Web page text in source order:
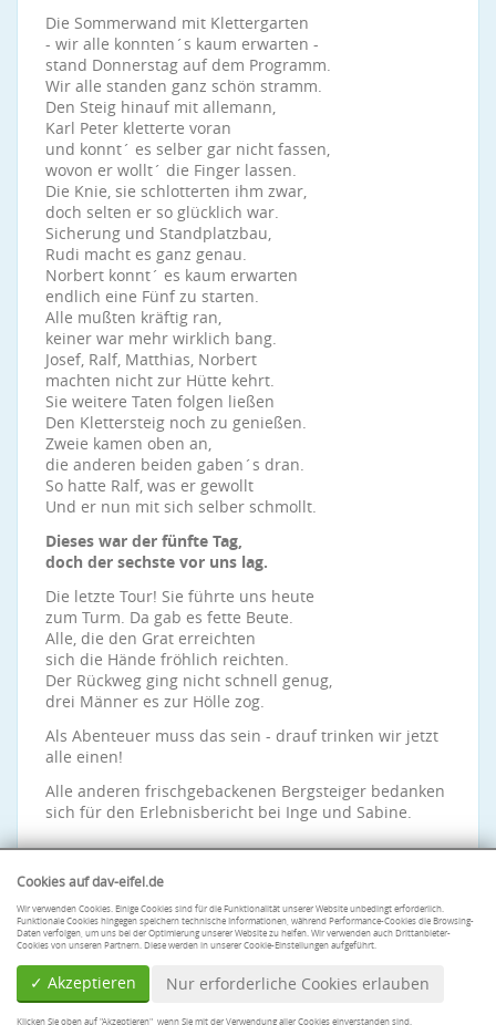
Die Sommerwand mit Klettergarten
- wir alle konnten´s kaum erwarten -
stand Donnerstag auf dem Programm.
Wir alle standen ganz schön stramm.
Den Steig hinauf mit allemann,
Karl Peter kletterte voran
und konnt´ es selber gar nicht fassen,
wovon er wollt´ die Finger lassen.
Die Knie, sie schlotterten ihm zwar,
doch selten er so glücklich war.
Sicherung und Standplatzbau,
Rudi macht es ganz genau.
Norbert konnt´ es kaum erwarten
endlich eine Fünf zu starten.
Alle mußten kräftig ran,
keiner war mehr wirklich bang.
Josef, Ralf, Matthias, Norbert
machten nicht zur Hütte kehrt.
Sie weitere Taten folgen ließen
Den Klettersteig noch zu genießen.
Zweie kamen oben an,
die anderen beiden gaben´s dran.
So hatte Ralf, was er gewollt
Und er nun mit sich selber schmollt.
Dieses war der fünfte Tag,
doch der sechste vor uns lag.
Die letzte Tour! Sie führte uns heute
zum Turm. Da gab es fette Beute.
Alle, die den Grat erreichten
sich die Hände fröhlich reichten.
Der Rückweg ging nicht schnell genug,
drei Männer es zur Hölle zog.
Als Abenteuer muss das sein - drauf trinken wir jetzt
alle einen!
Alle anderen frischgebackenen Bergsteiger bedanken
sich für den Erlebnisbericht bei Inge und Sabine.
Cookies auf dav-eifel.de
Wir verwenden Cookies. Einige Cookies sind für die Funktionalität unserer Website unbedingt erforderlich.
Funktionale Cookies hingegen speichern technische Informationen, während Performance-Cookies die Browsing-
Daten verfolgen, um uns bei der Optimierung unserer Website zu helfen. Wir verwenden auch Drittanbieter-
Cookies von unseren Partnern. Diese werden in unserer Cookie-Einstellungen aufgeführt.
✓ Akzeptieren Nur erforderliche Cookies erlauben
Klicken Sie oben auf "Akzeptieren", wenn Sie mit der Verwendung aller Cookies einverstanden sind.